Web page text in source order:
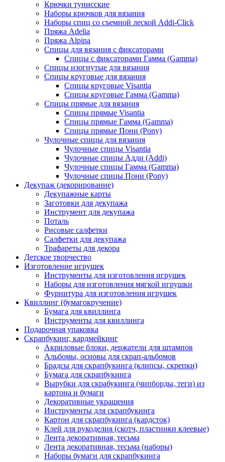
Крючки тунисские
Наборы крючков для вязания
Наборы спиц со съемной леской Addi-Click
Пряжа Adelia
Пряжа Alpina
Спицы для вязания с фиксаторами
Спицы с фиксаторами Гамма (Gamma)
Спицы изогнутые для вязания
Спицы круговые для вязания
Спицы круговые Visantia
Спицы круговые Гамма (Gamma)
Спицы прямые для вязания
Спицы прямые Visantia
Спицы прямые Гамма (Gamma)
Спицы прямые Пони (Pony)
Чулочные спицы для вязания
Чулочные спицы Visantia
Чулочные спицы Адди (Addi)
Чулочные спицы Гамма (Gamma)
Чулочные спицы Пони (Pony)
Декупаж (декорирование)
Декупажные карты
Заготовки для декупажа
Инструмент для декупажа
Поталь
Рисовые салфетки
Салфетки для декупажа
Трафареты для декора
Детское творчество
Изготовление игрушек
Инструменты для изготовления игрушек
Наборы для изготовления мягкой игрушки
Фурнитура для изготовления игрушек
Квиллинг (бумагокручение)
Бумага для квиллинга
Инструменты для квиллинга
Подарочная упаковка
Скрапбукинг, кардмейкинг
Акриловые блоки, держатели для штампов
Альбомы, основы для скрап-альбомов
Брадсы для скрапбукинга (клипсы, скрепки)
Бумага для скрапбукинга
Вырубки для скрабукинга (чипборды, теги) из
картона и бумаги
Декоративные украшения
Инструменты для скрапбукинга
Картон для скрапбукинга (кардсток)
Клей для рукоделия (скотч, пластинки клеевые)
Лента декоративная, тесьма
Лента декоративная, тесьма (наборы)
Наборы бумаги для скрапбукинга